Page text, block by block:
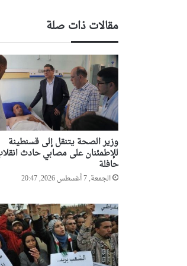
مقالات ذات صلة
وزير الصحة يتنقل إلى قسنطينة
للإطمئنان على مصابي حادث
حافلة
الجمعة, 7 أغسطس 2026, 20:47